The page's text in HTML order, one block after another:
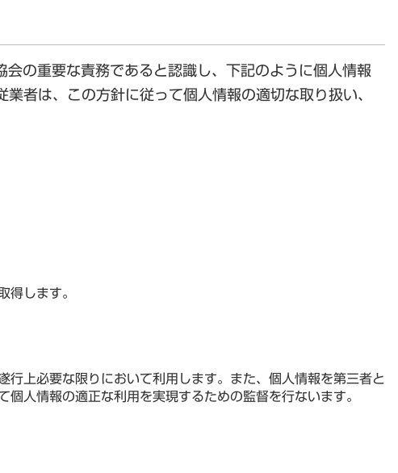
の重要な責務であると認識し、下記のように個人情報
者は、この方針に従って個人情報の適切な取り扱い、
します。
上必要な限りにおいて利用します。また、個人情報を第三者と
人情報の適正な利用を実現するための監督を行ないます。